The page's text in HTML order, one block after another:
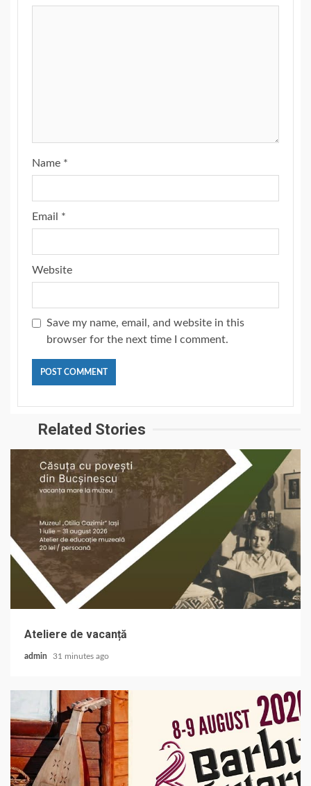
Name *
Email *
Website
Save my name, email, and website in this
browser for the next time I comment.
Related Stories
Ateliere de vacanță
admin 31 minutes ago